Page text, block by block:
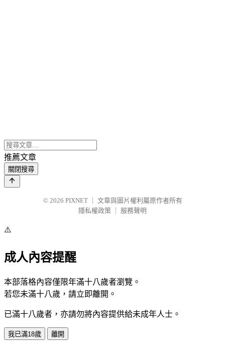
推薦文章
關閉搜尋
© 2026 PIXNET
文章與圖片權利屬原作者所有
隱私權政策
服務聲明
⚠️
成人內容提醒
本部落格內容僅限年滿十八歲者瀏覽。
若您未滿十八歲，請立即離開。
已滿十八歲者，亦請勿將內容提供給未成年人士。
我已滿18歲 離開